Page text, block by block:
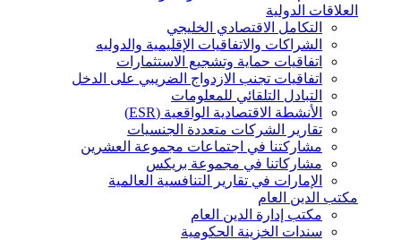
العلاقات الدولية
التكامل الاقتصادي الخليجي
الشراكات والاتفاقيات الإقليمية والدوليه
اتفاقيات حماية وتشجيع الاستثمارات
اتفاقيات تجنب الازدواج الضريبي على الدخل
التبادل التلقائي للمعلومات
الأنشطة الاقتصادية الواقعية (ESR)
تقارير الشركات متعددة الجنسيات
مشاركتنا في اجتماعات مجموعة العشرين
مشاركاتنا في مجموعة بريكس
الإمارات في تقارير التنافسية العالمية
مكتب الدين العام
مكتب إدارة الدين العام
سندات الخزينة الحكومية